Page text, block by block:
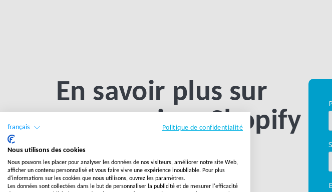
En savoir plus sur
nos services Shopify
Fulfillment
français Politique de confidentialité
Nous utilisons des cookies
Nous pouvons les placer pour analyser les données de nos visiteurs, améliorer notre site Web,
afficher un contenu personnalisé et vous faire vivre une expérience inoubliable. Pour plus
d'informations sur les cookies que nous utilisons, ouvrez les paramètres.
Les données sont collectées dans le but de personnaliser la publicité et de mesurer l'efficacité